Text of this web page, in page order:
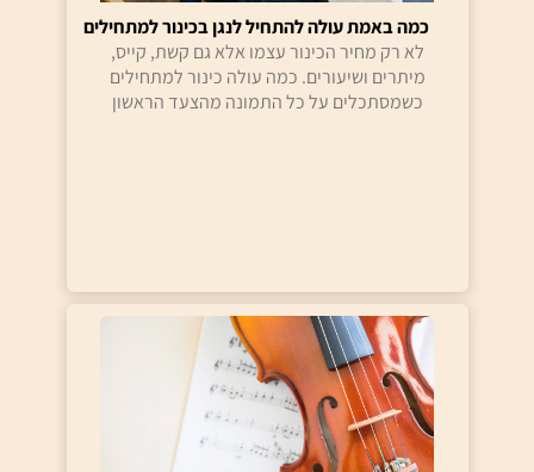
כמה באמת עולה להתחיל לנגן בכינור למתחילים
לא רק מחיר הכינור עצמו אלא גם קשת, קייס,
מיתרים ושיעורים. כמה עולה כינור למתחילים
כשמסתכלים על כל התמונה מהצעד הראשון